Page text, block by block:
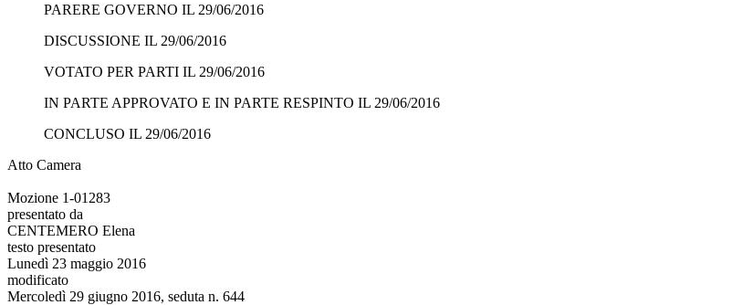
PARERE GOVERNO IL 29/06/2016
DISCUSSIONE IL 29/06/2016
VOTATO PER PARTI IL 29/06/2016
IN PARTE APPROVATO E IN PARTE RESPINTO IL 29/06/2016
CONCLUSO IL 29/06/2016
Atto Camera
Mozione 1-01283
presentato da
CENTEMERO Elena
testo presentato
Lunedì 23 maggio 2016
modificato
Mercoledì 29 giugno 2016, seduta n. 644